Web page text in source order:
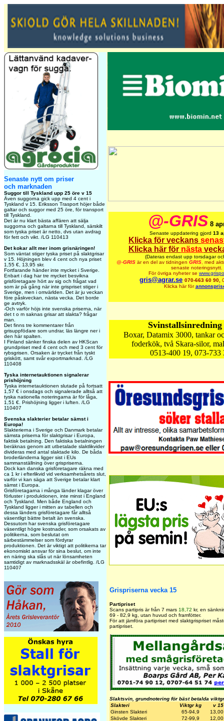
Senaste nytt om priser
och marknaden
Suggor till Tyskland upp 25 öre v 15
Även suggorna gick upp med 4 cent i
Tyskland v 15. Eriksson Trasport höjer både
galtar och suggor med 25 öre, för transport
till Tyskland.
Det är nu klart bästa affären att sälja
suggorna och galtarna till Tyskland, särskilt
som tyska priset är netto, dvs utan avdrag
för fett och vikt. /LG 110413
Det kokar allt mer inom grisnäringen!
Som väntat stiger tyska priset på slaktgrisar
v 15. Höjningen blev 4 cent och nya priset
1,55 €, 13,95 skr.
Fortfarande händer inte mycket i Sverige.
Enbart i dag har tre mycket besvikna
grisföretagare hört av sig och frågat vad
som är på gång när inte grispriset stiger i
Sverige, men i omvärlden. Det är ju veckan
före påskveckan, nästa vecka. Det borde
ge avtryk.
-Och varför höjs inte svenska priserna, när
det t o m saknas grisar att slakta? frågar
man.
Det finns tre kommentarer från
grisuppfödare som undrar, läs längre ner i
den här spalten.
I Finland sänker finska delen av HKScan
grundpriset med 4 cent och med 3 cent för
rybsgrisen. Orsaken är trycket från tyskt
griskött, samt svår exportmarknad. /LG
110408
Tyska internetauktionen signalerar
prishöjning
Tyska internetauktionen slutade på fortsatt
1,57 € i onsdags och signalerade alltså att
tyska nationella noteringarna är för låga,
1,51 €. Prishöjning ligger i luften. /LG
110407
Svenska slakterier betalar sämst i
Europa!
Slakterierna i Sverige och Danmark betalar
sämsta priserna för slaktgrisar i Europa,
faktisk betalning. Den faktiska betalningen
beräknas genom att utbetalade slaktlikvider
divideras med antal slaktade kilo. De båda
broderländerna ligger sist i EUs
sammanställning över grispriserna.
Dock kan danska grisföretagare räkna med
ca 1 kr i efterlikvid vid verksamhetsårets slut,
varför vi kan säga att Sverige betalar klart
sämst i Europa.
Grisföretagarna i många länder klagar över
förluster i produktionen, inte minst i England
och Tyskland. Men både England och
Tyskland ligger i mitten av tabellen och
dessa länders grisföretagare får alltså
väsentligt bättre betalt än svenska.
Dessutom har svenska grisföretagare
väsentligt högre kostnader, som orsakats av
politikerna, som beslutat om
särbestämmelser som fördyrar
produktionen. Det är viktigt att politikerna tar
ekonomiskt ansvar för sina beslut, om inte
en näring ska slås ut när lönsamheten
samtidigt av marknadsskäl är obefintlig. /LG
110407
@-GRIS 8
Senaste uppdatering gjord 13
Klicka för veckans
Klicka här för nästa
(Dateras endast upp torsdagar
@-GRIS är en del av tidningen GRIS, med
senaste noteringsnytt.
För övriga nyheter se
gris@agrar.se 070-663 60 90,
Klicka här för
Svinstallsinredning
Boxar, Datamix 3000, tankar
foderkök, två Skara-silor,
0513-400 19, 073-733
Grispriserna vecka 15
Partipriset
Scans partipris är från 7 mars 18,72 kr, en
69 - 82,9 kg, utan huvud och framfötter.
För att jämföra partipriset med slaktgrispriset
partipriset.
Slaktsvin, grundnotering för bäst betalda
Slakteri
Viktgr kg
v 15
Ginsten Slakteri
65-94,9
13,00
Skövde Slakteri
72-99,9
12,00